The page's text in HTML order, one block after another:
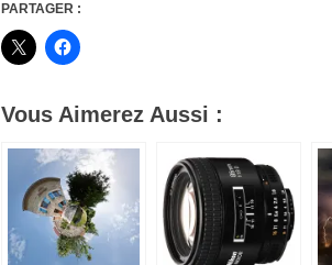
PARTAGER :
Vous Aimerez Aussi :